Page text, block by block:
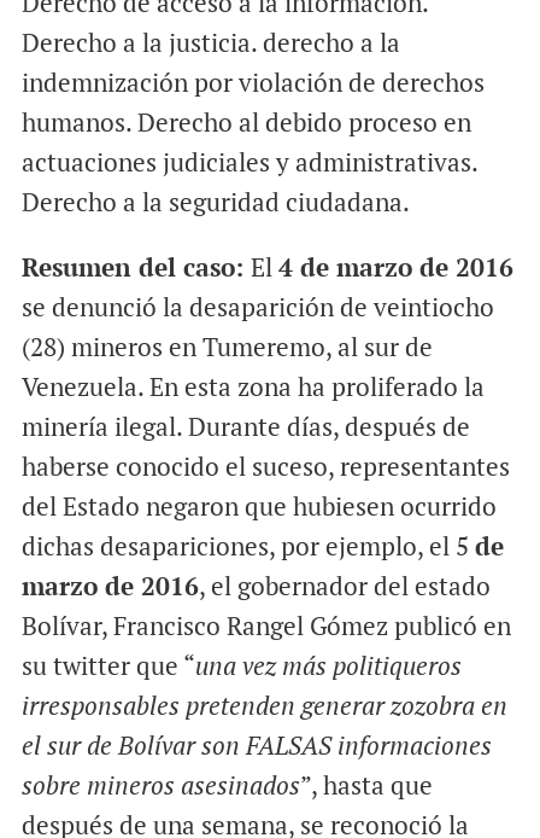
Derecho a la justicia. derecho a la
indemnización por violación de derechos
humanos. Derecho al debido proceso en
actuaciones judiciales y administrativas.
Derecho a la seguridad ciudadana.
Resumen del caso: El4 de marzo de 2016
se denunció la desaparición de veintiocho
(28) mineros en Tumeremo, al sur de
Venezuela. En esta zona ha proliferado la
minería ilegal. Durante días, después de
haberse conocido el suceso, representantes
del Estado negaron que hubiesen ocurrido
dichas desapariciones, por ejemplo, el 5 de
marzo de 2016, el gobernador del estado
Bolívar, Francisco Rangel Gómez publicó en
su twitter que “una vez más politiqueros
irresponsables pretenden generar zozobra en
el sur de Bolívar son FALSAS informaciones
sobre mineros asesinados”, hasta que
después de una semana, se reconoció la